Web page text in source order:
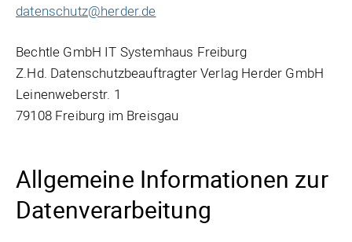
datenschutz@herder.de
Bechtle GmbH IT Systemhaus Freiburg
Z.Hd. Datenschutzbeauftragter Verlag Herder GmbH
Leinenweberstr. 1
79108 Freiburg im Breisgau
Allgemeine Informationen zur
Datenverarbeitung